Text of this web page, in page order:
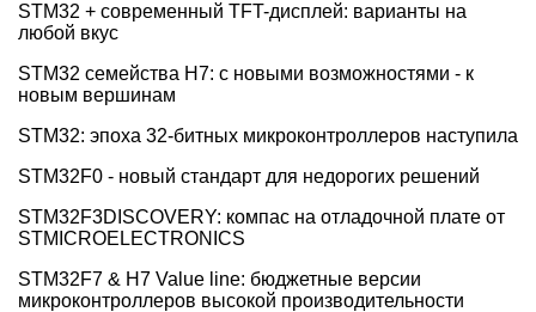
STM32 + современный TFT-дисплей: варианты на
любой вкус
STM32 семейства H7: с новыми возможностями - к
новым вершинам
STM32: эпоха 32-битных микроконтроллеров наступила
STM32F0 - новый стандарт для недорогих решений
STM32F3DISCOVERY: компас на отладочной плате от
STMICROELECTRONICS
STM32F7 & H7 Value line: бюджетные версии
микроконтроллеров высокой производительности